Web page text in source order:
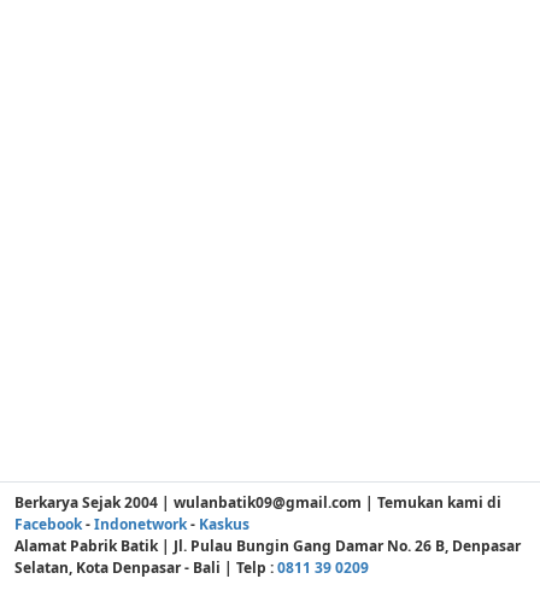
Berkarya Sejak 2004 | wulanbatik09@gmail.com | Temukan kami di
Facebook-Indonetwork- Kaskus
Alamat Pabrik Batik | Jl. Pulau Bungin Gang Damar No. 26 B, Denpasar
Selatan, Kota Denpasar - Bali | Telp :0811 39 0209